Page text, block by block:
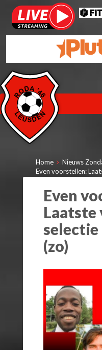
Home
Nieuws
Even voorstellen:
Even
Laatste
selectie
(zo)